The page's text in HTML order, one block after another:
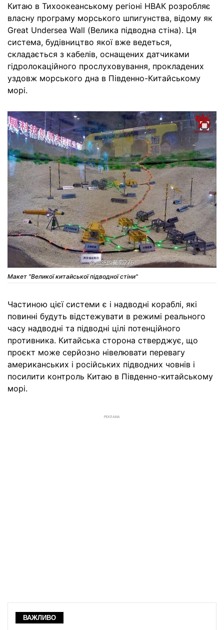
Китаю в Тихоокеанському регіоні НВАК розробляє
власну програму морського шпигунства, відому як
Great Undersea Wall (Велика підводна стіна). Ця
система, будівництво якої вже ведеться,
складається з кабелів, оснащених датчиками
гідролокаційного прослуховування, прокладених
уздовж морського дна в Південно-Китайському
морі.
Макет "Великої китайської підводної стіни"
Частиною цієї системи є і надводні кораблі, які
повинні будуть відстежувати в режимі реального
часу надводні та підводні цілі потенційного
противника. Китайська сторона стверджує, що
проєкт може серйозно нівелювати перевагу
американських і російських підводних човнів і
посилити контроль Китаю в Південно-китайському
морі.
РЕКЛАМА
ВАЖЛИВО